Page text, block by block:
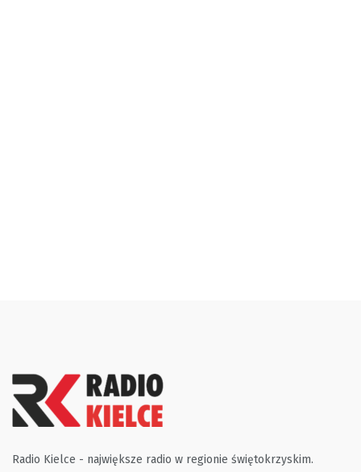
Radio Kielce - największe radio w regionie świętokrzyskim.